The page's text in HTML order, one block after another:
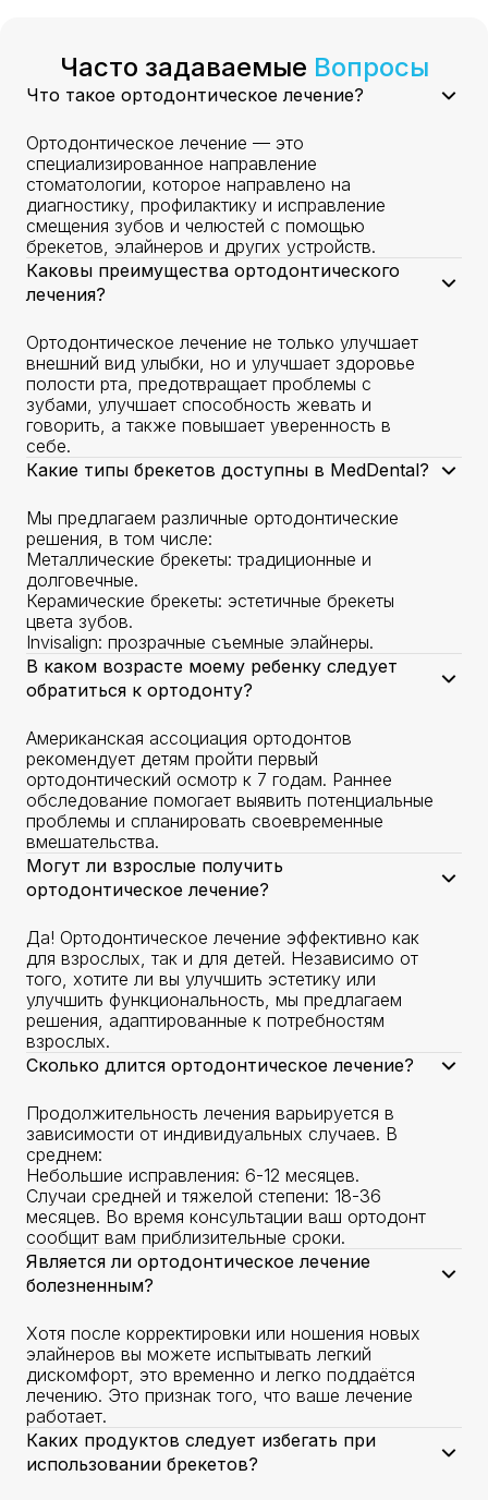
Часто задаваемые Вопросы
Что такое ортодонтическое лечение?
Ортодонтическое лечение — это
специализированное направление
стоматологии, которое направлено на
диагностику, профилактику и исправление
смещения зубов и челюстей с помощью
брекетов, элайнеров и других устройств.
Каковы преимущества ортодонтического
лечения?
Ортодонтическое лечение не только улучшает
внешний вид улыбки, но и улучшает здоровье
полости рта, предотвращает проблемы с
зубами, улучшает способность жевать и
говорить, а также повышает уверенность в
себе.
Какие типы брекетов доступны в MedDental?
Мы предлагаем различные ортодонтические
решения, в том числе:
Металлические брекеты: традиционные и
долговечные.
Керамические брекеты: эстетичные брекеты
цвета зубов.
Invisalign: прозрачные съемные элайнеры.
В каком возрасте моему ребенку следует
обратиться к ортодонту?
Американская ассоциация ортодонтов
рекомендует детям пройти первый
ортодонтический осмотр к 7 годам. Раннее
обследование помогает выявить потенциальные
проблемы и спланировать своевременные
вмешательства.
Могут ли взрослые получить
ортодонтическое лечение?
Да! Ортодонтическое лечение эффективно как
для взрослых, так и для детей. Независимо от
того, хотите ли вы улучшить эстетику или
улучшить функциональность, мы предлагаем
решения, адаптированные к потребностям
взрослых.
Сколько длится ортодонтическое лечение?
Продолжительность лечения варьируется в
зависимости от индивидуальных случаев. В
среднем:
Небольшие исправления: 6-12 месяцев.
Случаи средней и тяжелой степени: 18-36
месяцев. Во время консультации ваш ортодонт
сообщит вам приблизительные сроки.
Является ли ортодонтическое лечение
болезненным?
Хотя после корректировки или ношения новых
элайнеров вы можете испытывать легкий
дискомфорт, это временно и легко поддаётся
лечению. Это признак того, что ваше лечение
работает.
Каких продуктов следует избегать при
использовании брекетов?